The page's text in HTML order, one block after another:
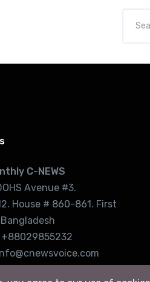
C-NEWS
Avenue #3.
House # 860-861. First
+88029855232